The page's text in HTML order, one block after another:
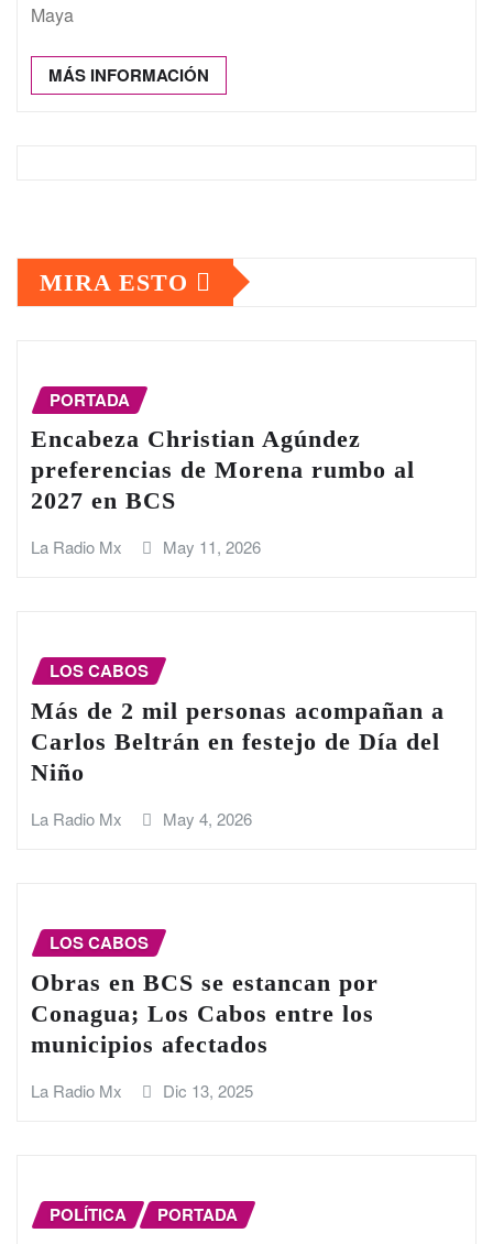
Maya
MÁS INFORMACIÓN
MIRA ESTO
PORTADA
Encabeza Christian Agúndez
preferencias de Morena rumbo al
2027 en BCS
La Radio Mx May 11, 2026
LOS CABOS
Más de 2 mil personas acompañan a
Carlos Beltrán en festejo de Día del
Niño
La Radio Mx May 4, 2026
LOS CABOS
Obras en BCS se estancan por
Conagua; Los Cabos entre los
municipios afectados
La Radio Mx Dic 13, 2025
POLÍTICA PORTADA